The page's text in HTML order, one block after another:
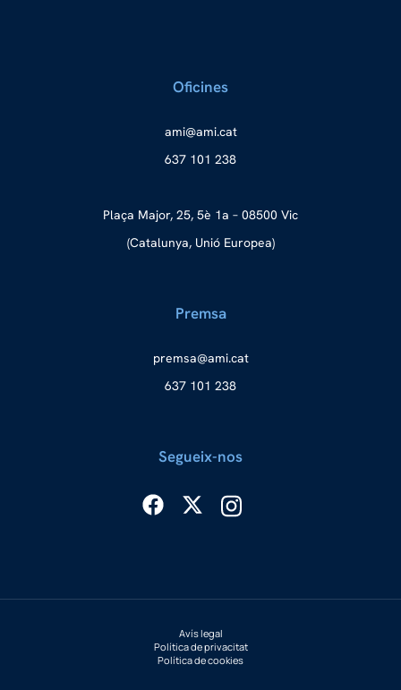
Oficines
tac.i
ma@im
a
637 101 238
Plaça Major, 25, 5è 1a – 08500 Vic
(Catalunya, Unió Europea)
Premsa
tac.i
ma@as
merp
637 101 238
Segueix-nos
Avís legal
Política de privacitat
Política de cookies